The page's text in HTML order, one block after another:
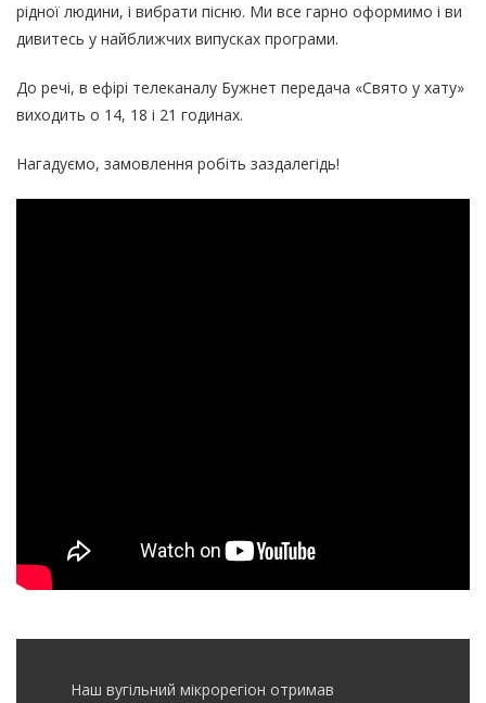
рідної людини, і вибрати пісню. Ми все гарно оформимо і ви
дивитесь у найближчих випусках програми.
До речі, в ефірі телеканалу Бужнет передача «Свято у хату»
виходить о 14, 18 і 21 годинах.
Нагадуємо, замовлення робіть заздалегідь!
Наш вугільний мікрорегіон отримав